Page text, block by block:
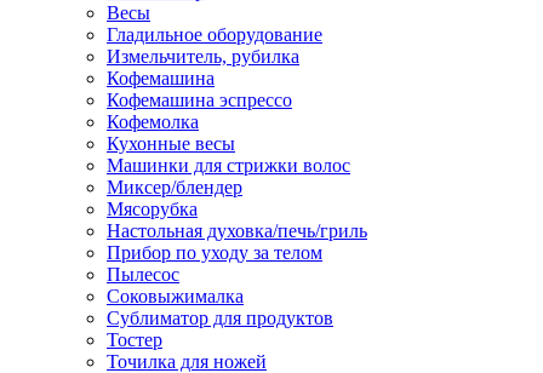
Весы
Гладильное оборудование
Измельчитель, рубилка
Кофемашина
Кофемашина эспрессо
Кофемолка
Кухонные весы
Машинки для стрижки волос
Миксер/блендер
Мясорубка
Настольная духовка/печь/гриль
Прибор по уходу за телом
Пылесос
Соковыжималка
Сублиматор для продуктов
Тостер
Точилка для ножей